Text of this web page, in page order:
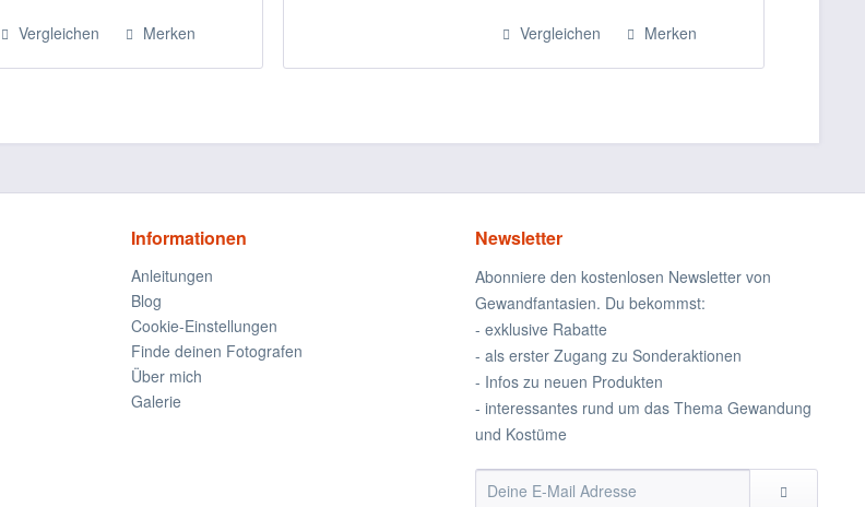
Vergleichen Merken Vergleichen Merken
Informationen
Anleitungen
Blog
Cookie-Einstellungen
Finde deinen Fotografen
Über mich
Galerie
Newsletter
Abonniere den kostenlosen Newsletter von
Gewandfantasien. Du bekommst:
- exklusive Rabatte
- als erster Zugang zu Sonderaktionen
- Infos zu neuen Produkten
- interessantes rund um das Thema Gewandung
und Kostüme